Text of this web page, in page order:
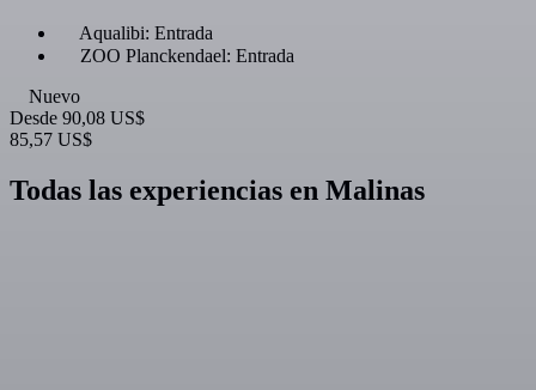
Aqualibi: Entrada
ZOO Planckendael: Entrada
Nuevo
Desde 90,08 US$
85,57 US$
Todas las experiencias en Malinas